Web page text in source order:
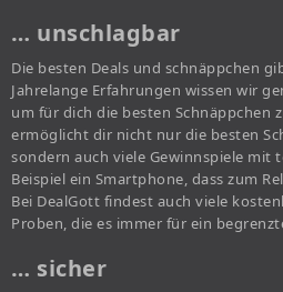
… unschlagbar
Die besten Deals und schnäppchen
Jahrelange Erfahrungen wissen wir
um für dich die besten Schnäppchen
ermöglicht dir nicht nur die besten
sondern auch viele Gewinnspiele mit
Beispiel ein Smartphone, dass zum
Bei DealGott findest auch viele
Proben, die es immer für ein
… sicher